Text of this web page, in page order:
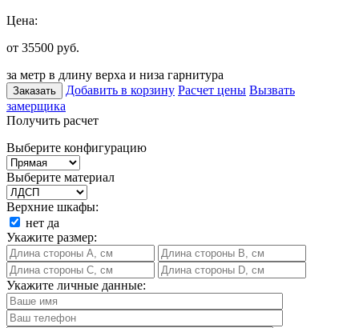
Цена:
от 35500 руб.
за метр в длину верха и низа гарнитура
Заказать Добавить в корзину Расчет цены Вызвать
замерщика
Получить расчет
Выберите конфигурацию
Выберите материал
Верхние шкафы:
нет да
Укажите размер:
Укажите личные данные: